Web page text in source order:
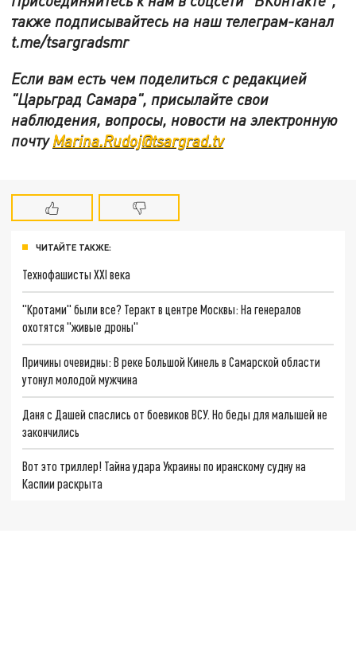
также подписывайтесь на наш телеграм-канал
t.me/tsargradsmr
Если вам есть чем поделиться с редакцией
"Царьград Самара", присылайте свои
наблюдения, вопросы, новости на электронную
почтуMarina.Rudoj@tsargrad.tv
ЧИТАЙТЕ ТАКЖЕ:
Технофашисты XXI века
"Кротами" были все? Теракт в центре Москвы: На генералов
охотятся "живые дроны"
Причины очевидны: В реке Большой Кинель в Самарской области
утонул молодой мужчина
Даня с Дашей спаслись от боевиков ВСУ. Но беды для малышей не
закончились
Вот это триллер! Тайна удара Украины по иранскому судну на
Каспии раскрыта